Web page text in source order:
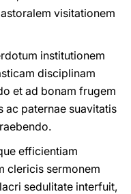
visitationem
institutionem
disciplinam
et ad bonam frugem
paternae suavitatis
efficientiam
clericis sermonem
sedulitate interfuit,